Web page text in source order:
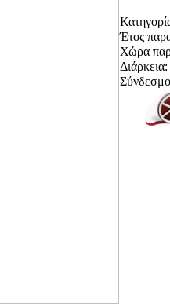
Έτος
Χώρα
Διάρκεια: